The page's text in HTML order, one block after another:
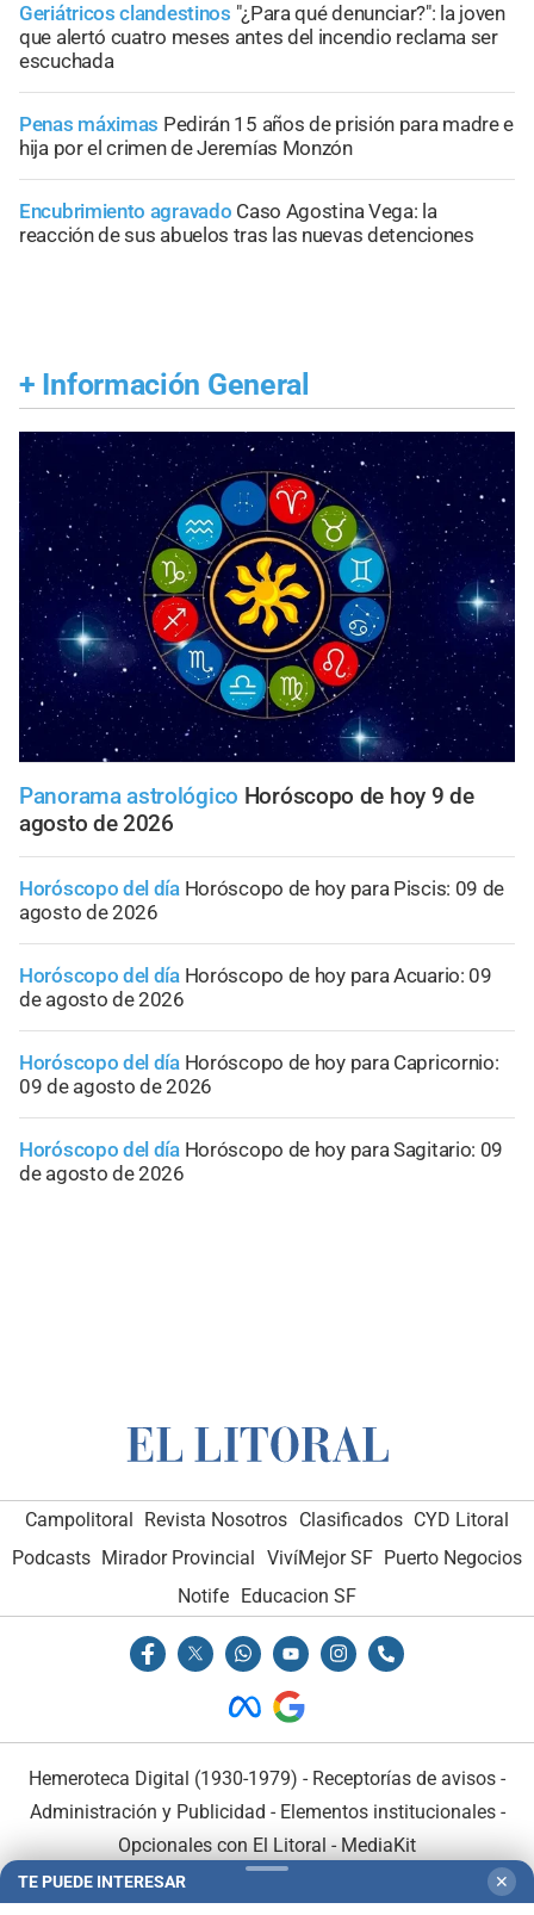
Geriátricos clandestinos "¿Para qué denunciar?": la joven
que alertó cuatro meses antes del incendio reclama ser
escuchada
Penas máximas Pedirán 15 años de prisión para madre e
hija por el crimen de Jeremías Monzón
Encubrimiento agravado Caso Agostina Vega: la
reacción de sus abuelos tras las nuevas detenciones
+ Información General
Panorama astrológico Horóscopo de hoy 9 de
agosto de 2026
Horóscopo del día Horóscopo de hoy para Piscis: 09 de
agosto de 2026
Horóscopo del día Horóscopo de hoy para Acuario: 09
de agosto de 2026
Horóscopo del día Horóscopo de hoy para Capricornio:
09 de agosto de 2026
Horóscopo del día Horóscopo de hoy para Sagitario: 09
de agosto de 2026
Campolitoral Revista Nosotros Clasificados CYD Litoral
Podcasts Mirador Provincial VivíMejor SF Puerto Negocios
Notife Educacion SF
Hemeroteca Digital (1930-1979) - Receptorías de avisos -
Administración y Publicidad - Elementos institucionales-
Opcionales con El Litoral - MediaKit
TE PUEDE INTERESAR ✕